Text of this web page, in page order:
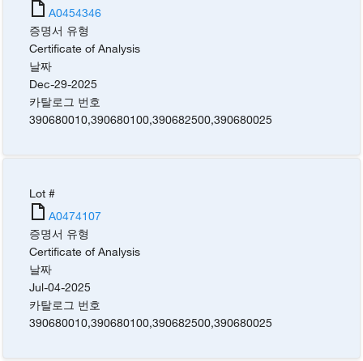
A0454346
증명서 유형
Certificate of Analysis
날짜
Dec-29-2025
카탈로그 번호
390680010,390680100,390682500,390680025
Lot #
A0474107
증명서 유형
Certificate of Analysis
날짜
Jul-04-2025
카탈로그 번호
390680010,390680100,390682500,390680025